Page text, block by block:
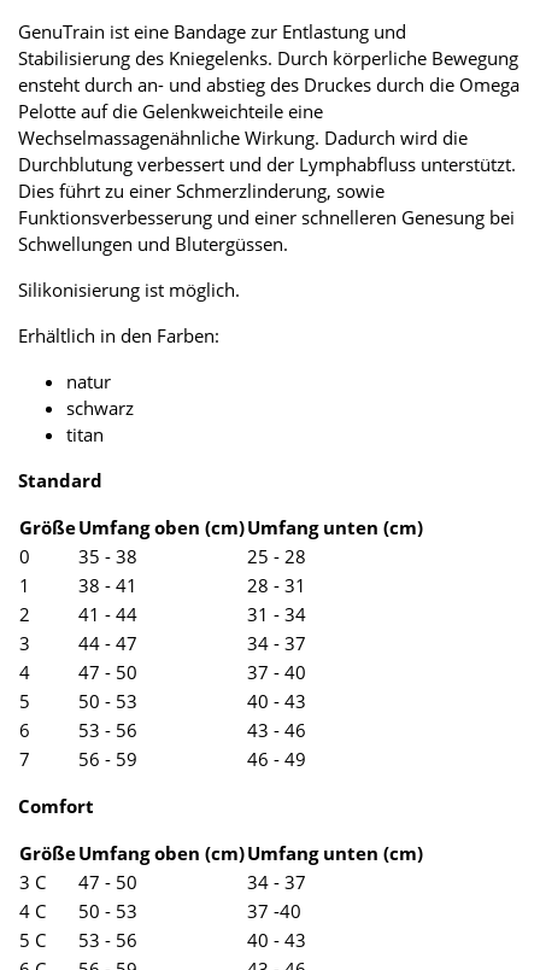
GenuTrain ist eine Bandage zur Entlastung und
Stabilisierung des Kniegelenks. Durch körperliche Bewegung
ensteht durch an- und abstieg des Druckes durch die Omega
Pelotte auf die Gelenkweichteile eine
Wechselmassagenähnliche Wirkung. Dadurch wird die
Durchblutung verbessert und der Lymphabfluss unterstützt.
Dies führt zu einer Schmerzlinderung, sowie
Funktionsverbesserung und einer schnelleren Genesung bei
Schwellungen und Blutergüssen.
Silikonisierung ist möglich.
Erhältlich in den Farben:
natur
schwarz
titan
Standard
GrößeUmfang oben (cm)Umfang unten (cm)
0
35 - 38
25 - 28
1
38 - 41
28 - 31
2
41 - 44
31 - 34
3
44 - 47
34 - 37
4
47 - 50
37 - 40
5
50 - 53
40 - 43
6
53 - 56
43 - 46
7
56 - 59
46 - 49
Comfort
GrößeUmfang oben (cm)Umfang unten (cm)
3 C
47 - 50
34 - 37
4 C
50 - 53
37 -40
5 C
53 - 56
40 - 43